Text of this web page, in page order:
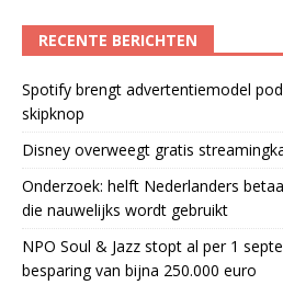
RECENTE BERICHTEN
Spotify brengt advertentiemodel
skipknop
Disney overweegt gratis
Onderzoek: helft Nederlanders
die nauwelijks wordt gebruikt
NPO Soul & Jazz stopt al per 1
besparing van bijna 250.000 euro